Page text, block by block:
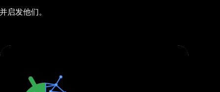
启发他们。